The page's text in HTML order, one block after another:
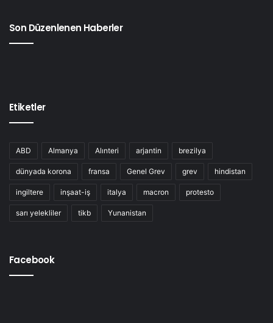
Son Düzenlenen Haberler
Etiketler
ABD Almanya Alınteri arjantin brezilya
dünyada korona fransa Genel Grev grev hindistan
ingiltere inşaat-iş italya macron protesto
sarı yelekliler tikb Yunanistan
Facebook